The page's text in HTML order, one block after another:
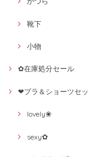
靴下
小物
✿在庫処分セール
❤ブラ＆ショーツセ
lovely❀
sexy✿